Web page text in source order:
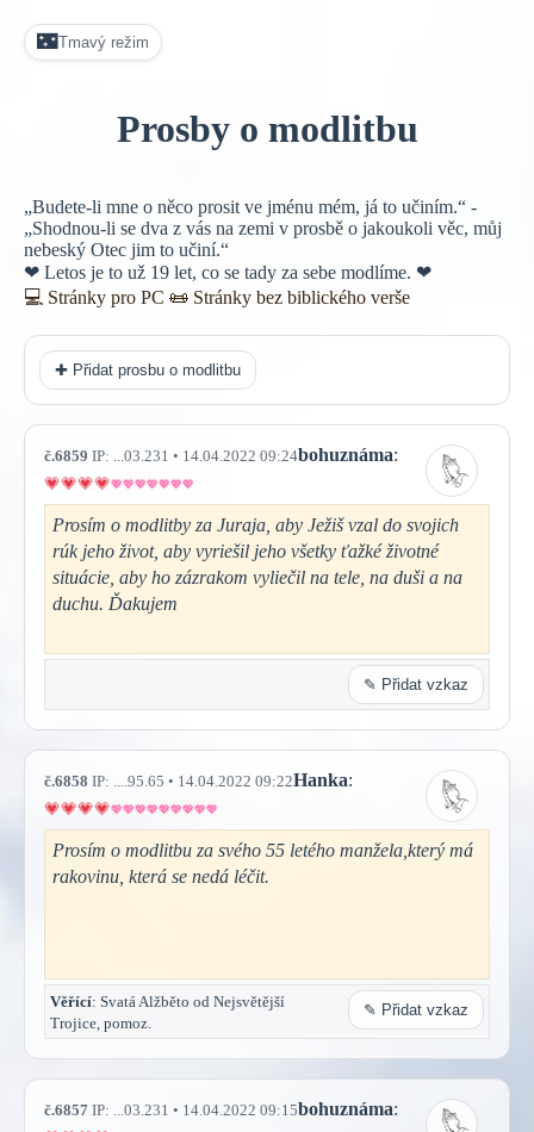
🌃Tmavý režim
Prosby o modlitbu
„Budete-li mne o něco prosit ve jménu mém, já to učiním.“ -
„Shodnou-li se dva z vás na zemi v prosbě o jakoukoli věc, můj
nebeský Otec jim to učiní.“
❤ Letos je to už 19 let, co se tady za sebe modlíme. ❤
💻 Stránky pro PC 📜 Stránky bez biblického verše
✚ Přidat prosbu o modlitbu
č.6859 IP: ...03.231 • 14.04.2022 09:24bohuznáma:
Prosím o modlitby za Juraja, aby Ježiš vzal do svojich
rúk jeho život, aby vyriešil jeho všetky ťažké životné
situácie, aby ho zázrakom vyliečil na tele, na duši a na
duchu. Ďakujem
✎ Přidat vzkaz
č.6858 IP: ....95.65 • 14.04.2022 09:22Hanka:
Prosím o modlitbu za svého 55 letého manžela,který má
rakovinu, která se nedá léčit.
Věřící: Svatá Alžběto od Nejsvětější
Trojice, pomoz.
✎ Přidat vzkaz
č.6857 IP: ...03.231 • 14.04.2022 09:15bohuznáma: